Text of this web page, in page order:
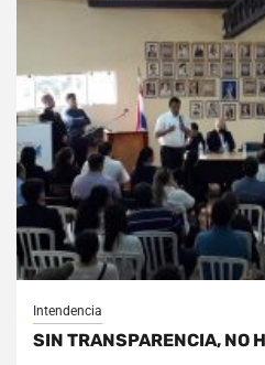
Intendencia
SIN TRANSPARENCIA, NO